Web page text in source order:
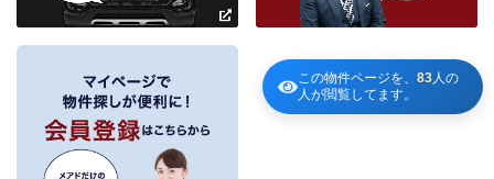
この物件ページを、 83人の
人が閲覧してます。
ルアドレスの情報を利用させていただきます。このための利用は、お客様から
の申し出により取り止めます。
３．個人情報の第三者への提供
当社が保有する個人情報は、お客様との契約の履行、賃貸取引にあっては契約管
理、売買取引にあっては契約後の管理・アフターサービスの実施のため、業務の
内容に応じて、氏名、住所、電話番号、生年月日、不動産物件情報、成約情報
を、書面、郵便物、電話、インターネット、電子メール、広告媒体等で次の 1.～